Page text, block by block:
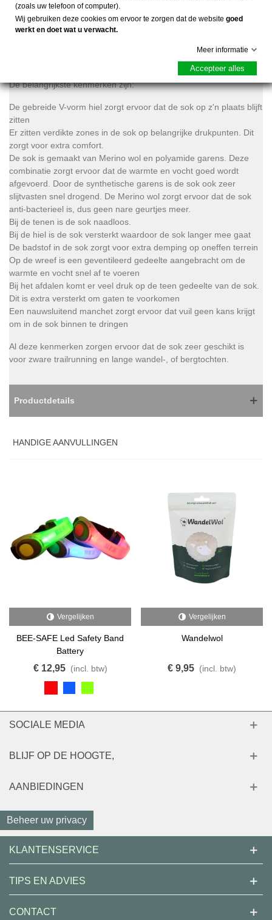
Omschrijving
De Hilly Trail Anklet Maximum Padding sok heeft een aantal
specifieke eigenschappen waardoor ze uitstekend geschikt zijn
De belangrijkste kenmerken zijn:
De gebreide V-vorm hiel zorgt ervoor dat de sok op z'n plaats blijft
zitten
Er zitten verdikte zones in de sok op belangrijke drukpunten. Dit
zorgt voor extra comfort.
De sok is gemaakt van Merino wol en polyamide garens. Deze
combinatie zorgt ervoor dat de warmte en vocht goed wordt
afgevoerd. Door de synthetische garens is de sok ook zeer
slijtvasten snel drogend. De Merino wol zorgt ervoor dat de sok
anti-bacterieel is, dus geen nare geurtjes meer.
Bij de tenen is de sok naadloos.
Bij de hiel is de sok versterkt waardoor de sok langer mee gaat
De badstof in de sok zorgt voor extra demping op oneffen terrein
Op de wreef is een geventileerd gedeelte aangebracht om de
warmte en vocht snel af te voeren
Bij het afdalen komt er veel druk op de teen gedeelte van de sok.
Dit is extra versterkt om gaten te voorkomen
Een nauwsluitend manchet zorgt ervoor dat vuil geen kans krijgt
om in de sok binnen te dringen
Al deze kenmerken zorgen ervoor dat de sok zeer geschikt is
voor zware trailrunning en lange wandel-, of bergtochten.
Productdetails
HANDIGE AANVULLINGEN
Vergelijken
BEE-SAFE Led Safety Band
Battery
€ 12,95 (incl. btw)
Vergelijken
Wandelwol
€ 9,95 (incl. btw)
SOCIALE MEDIA
BLIJF OP DE HOOGTE,
AANBIEDINGEN
Beheer uw privacy
KLANTENSERVICE
TIPS EN ADVIES
CONTACT
(zoals uw telefoon of computer).
Wij gebruiken deze cookies om ervoor te zorgen dat de website goed
werkt en doet wat u verwacht.
Meer informatie
Accepteer alles